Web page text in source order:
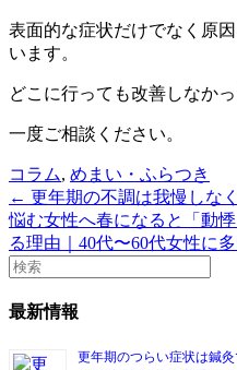
表面的な症状だけでなく原
います。
どこに行っても改善しなかっ
一度ご相談ください。
コラム, めまい・ふらつき
← 更年期の不調は我慢しな
悩む女性へ春になると「動
る理由｜40代〜60代女性に
最新情報
更年期のつらい症状は鍼